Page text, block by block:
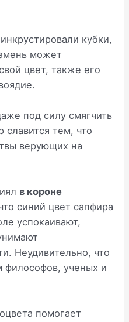
кубки,
может
цвет, также его
под силу смягчить
славится тем, что
верующих на
в короне
синий цвет сапфира
успокаивают,
Неудивительно, что
философов, ученых и
помогает